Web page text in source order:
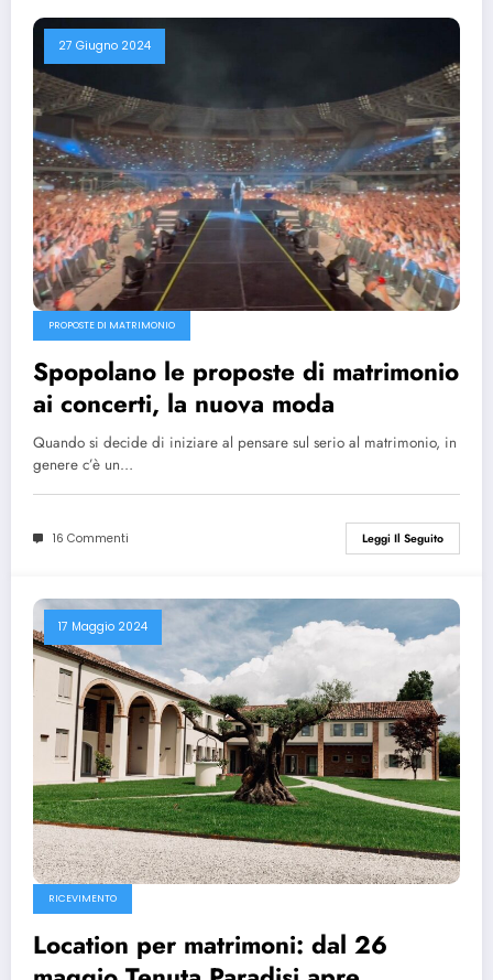
27 Giugno 2024
PROPOSTE DI MATRIMONIO
Spopolano le proposte di matrimonio
ai concerti, la nuova moda
Quando si decide di iniziare al pensare sul serio al matrimonio, in
genere c’è un…
16 Commenti Leggi Il Seguito
17 Maggio 2024
RICEVIMENTO
Location per matrimoni: dal 26